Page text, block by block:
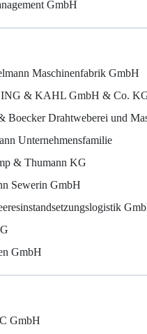
GmbH
Maschinenfabrik GmbH
& KAHL GmbH & Co.
Boecker Drahtweberei und
Unternehmensfamilie
& Thumann KG
Sewerin GmbH
GmbH
GmbH